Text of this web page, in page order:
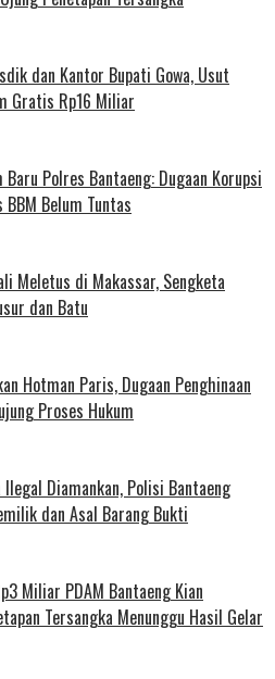
dan Kantor Bupati Gowa, Usut
Gratis Rp16 Miliar
Polres Bantaeng: Dugaan Korupsi
Belum Tuntas
Meletus di Makassar, Sengketa
dan Batu
Hotman Paris, Dugaan Penghinaan
Proses Hukum
Diamankan, Polisi Bantaeng
dan Asal Barang Bukti
Miliar PDAM Bantaeng Kian
Tersangka Menunggu Hasil Gelar